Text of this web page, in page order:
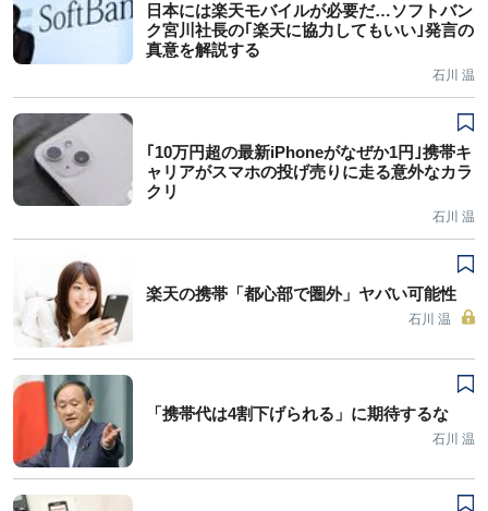
日本には楽天モバイルが必要だ…ソフトバン
ク宮川社長の｢楽天に協力してもいい｣発言の
真意を解説する
石川 温
｢10万円超の最新iPhoneがなぜか1円｣携帯キ
ャリアがスマホの投げ売りに走る意外なカラ
クリ
石川 温
楽天の携帯「都心部で圏外」ヤバい可能性
石川 温
「携帯代は4割下げられる」に期待するな
石川 温